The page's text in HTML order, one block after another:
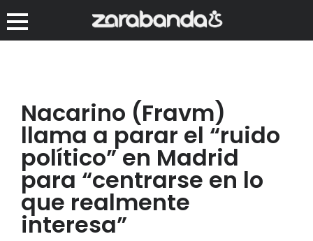
Nacarino (Fravm)
llama a parar el “ruido
político” en Madrid
para “centrarse en lo
que realmente
interesa”